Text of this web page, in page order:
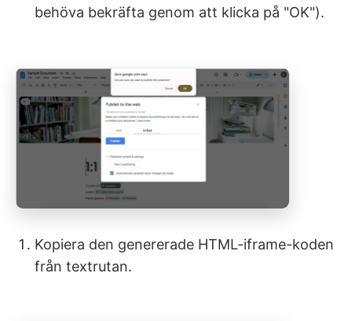
behöva bekräfta genom att klicka på "OK").
Kopiera den genererade HTML-iframe-koden
från textrutan.